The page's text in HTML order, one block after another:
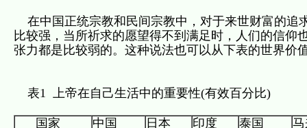
在中国正统宗教和民间宗教中，对于来世财富的追
比较强，当所祈求的愿望得不到满足时，人们的信
张力都是比较弱的。这种说法也可以从下表的世界价
表1 上帝在自己生活中的重要性(有效百分比)
国家
中国
日本
印度
泰国